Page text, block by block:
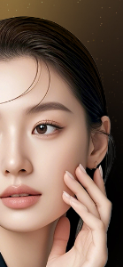
마곡점
천호점
광명점
다산점